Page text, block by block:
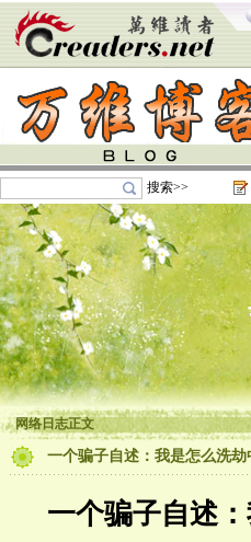
搜索>>
网络日志正文
一个骗子自述：我是怎么洗劫
一个骗子自述